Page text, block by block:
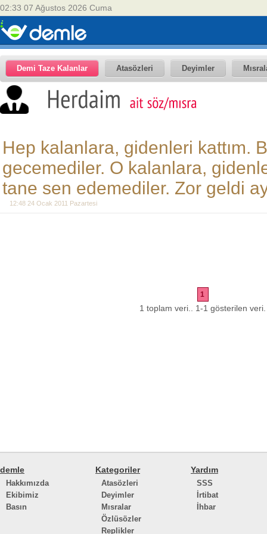
02:33 07 Ağustos 2026 Cuma
Demi Taze Kalanlar Atasözleri Deyimler
Hep kalanlara, gidenleri kattım.
gecemediler. O kalanlara,
tane sen edemediler. Zor geldi
12:48 24 Ocak 2011 Pazartesi
1
1 toplam veri.. 1-1 gösterilen veri.
demle
Hakkımızda
Ekibimiz
Basın
Kategoriler
Atasözleri
Deyimler
Mısralar
Özlüsözler
Replikler
Yardım
SSS
İrtibat
İhbar